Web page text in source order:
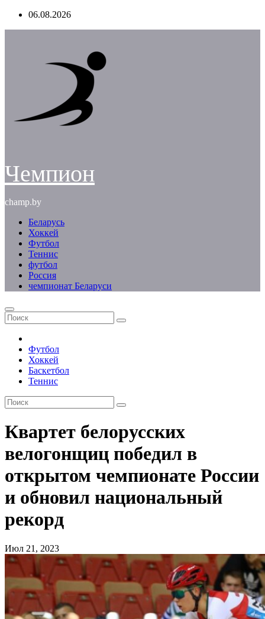
Перейти06.08.2026
Чемпион
champ.by
Беларусь
Хоккей
Футбол
Теннис
футбол
Россия
чемпионат Беларуси
Футбол
Хоккей
Баскетбол
Теннис
Квартет белорусских
велогонщиц победил в
открытом чемпионате России
и обновил национальный
рекорд
Июл 21, 2023